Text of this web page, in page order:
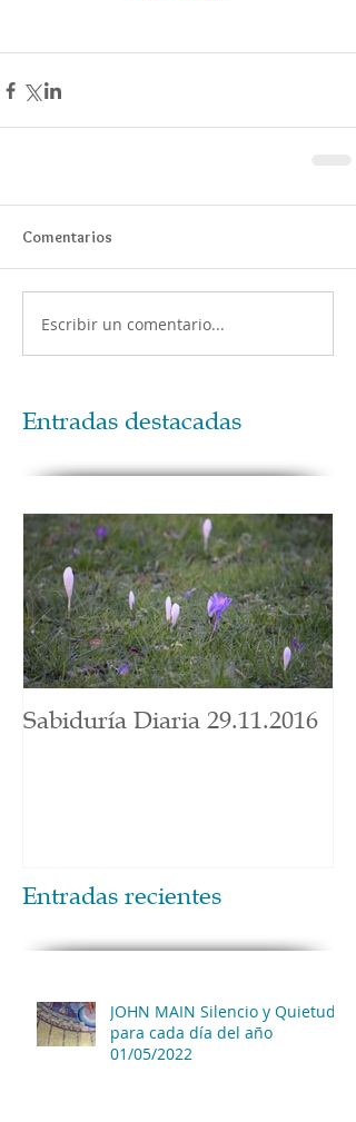
Comentarios
Escribir un comentario...
Entradas destacadas
Sabiduría Diaria 29.11.2016
Entradas recientes
JOHN MAIN Silencio y Quietud
para cada día del año
01/05/2022